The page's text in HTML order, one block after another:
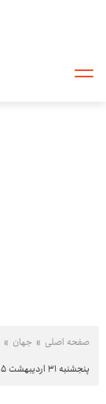
صفحه اصلی جهان
پنجشنبه ۳۱ اردیبهشت ۱۴۰۵ - ۰۳:۳۹